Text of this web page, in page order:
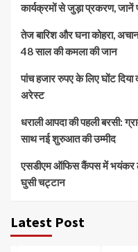
कार्यक्रमों से जुड़ा प्रकरण, जानें
तेज बारिश और घना कोहरा,
48 साल की कमला की जान
पांच हजार रुपए के लिए घोंट दिया
अरेस्ट
धराली आपदा की पहली बरसी:
साथ नई शुरुआत की उम्मीद
एसडीएम ऑफिस कैंपस में भयंकर
घुसी चट्टान
Latest Post